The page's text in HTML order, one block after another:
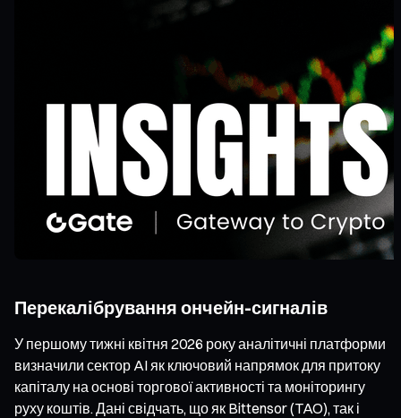
Перекалібрування ончейн-сигналів
У першому тижні квітня 2026 року аналітичні платформи
визначили сектор AI як ключовий напрямок для притоку
капіталу на основі торгової активності та моніторингу
руху коштів. Дані свідчать, що як Bittensor (TAO), так і